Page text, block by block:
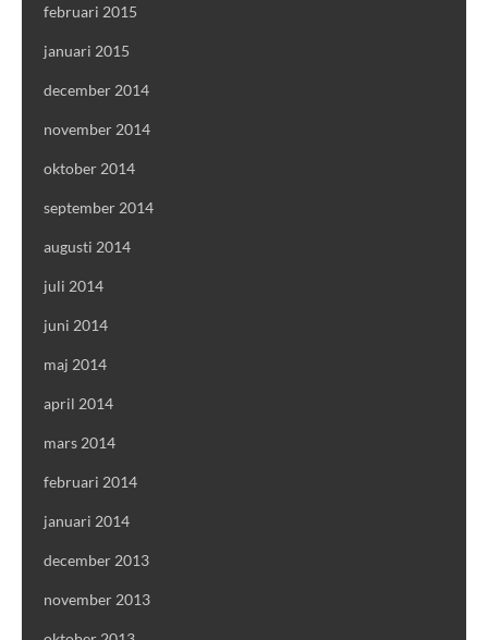
februari 2015
januari 2015
december 2014
november 2014
oktober 2014
september 2014
augusti 2014
juli 2014
juni 2014
maj 2014
april 2014
mars 2014
februari 2014
januari 2014
december 2013
november 2013